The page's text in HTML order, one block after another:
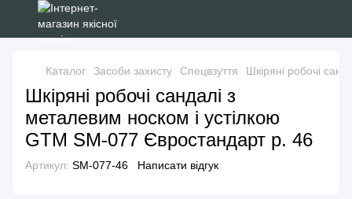
Каталог Засоби захисту Спецвзуття Шкіряні робочі
Шкіряні робочі сандалі з
металевим носком і устілкою
GTM SM-077 Євростандарт р. 46
Артикул: SM-077-46 Написати відгук